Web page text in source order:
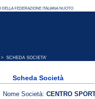
> SCHEDA SOCIETA'
Scheda Società
Nome Società: CENTRO